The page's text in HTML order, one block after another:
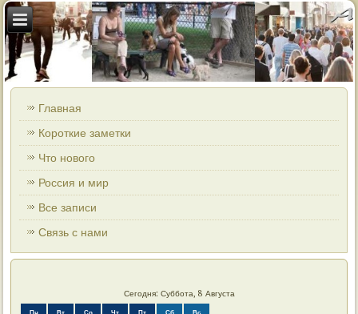
Главная
Короткие заметки
Что нового
Россия и мир
Все записи
Связь с нами
Сегодня: Суббота, 8 Августа